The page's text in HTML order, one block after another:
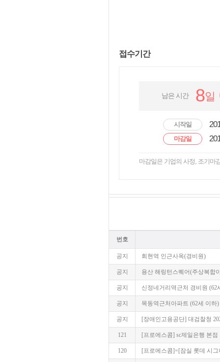
접수기간
남은 시간 8일
시작일
마감일
마감일은 기업의 사정, 조기마
번호
공지 회현역 인근사옥(경비원)
공지 용산 해링턴스퀘어(주상복합
공지 신정네거리역근처 경비원 (62
공지 목동역근처아파트 (62세 이하)
공지 [장애인고용공단] 대검찰청
121 [프로에스콤] sc제일은행 본
120 [프로에스콤]=[잠실 롯데 시